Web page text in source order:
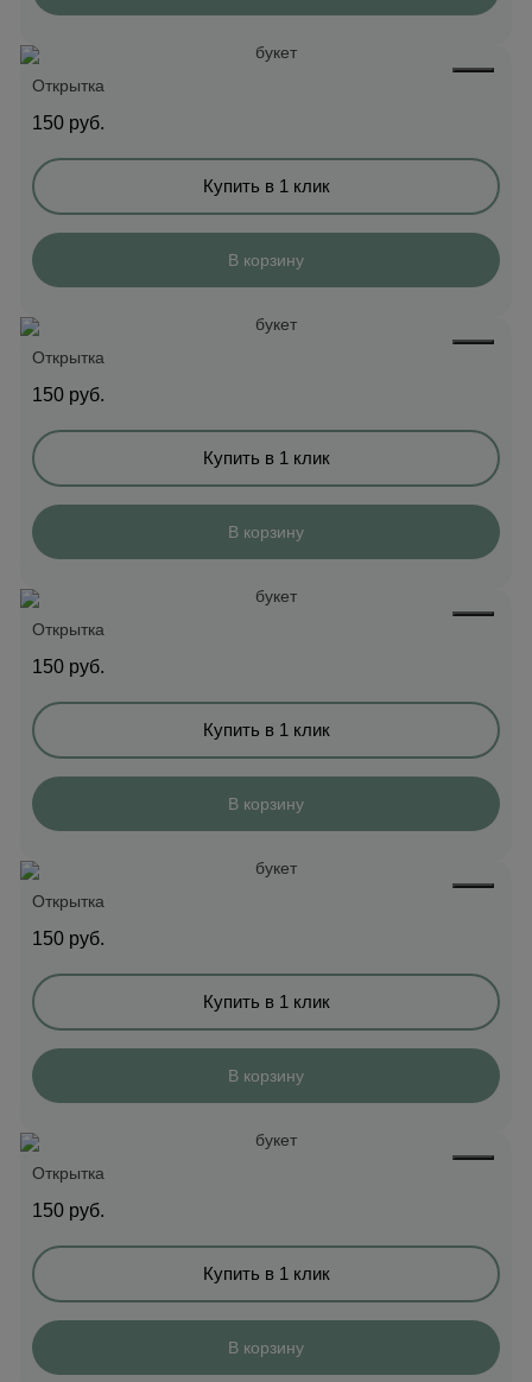
Открытка
150 руб.
Купить в 1 клик
В корзину
Открытка
150 руб.
Купить в 1 клик
В корзину
Открытка
150 руб.
Купить в 1 клик
В корзину
Открытка
150 руб.
Купить в 1 клик
В корзину
Открытка
150 руб.
Купить в 1 клик
В корзину